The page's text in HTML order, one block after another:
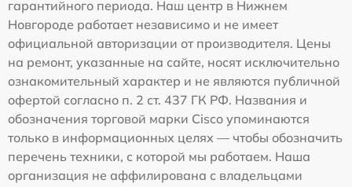
гарантийного периода. Наш центр в Нижнем
Новгороде работает независимо и не имеет
официальной авторизации от производителя. Цены
на ремонт, указанные на сайте, носят исключительно
ознакомительный характер и не являются публичной
офертой согласно п. 2 ст. 437 ГК РФ. Названия и
обозначения торговой марки Cisco упоминаются
только в информационных целях — чтобы обозначить
перечень техники, с которой мы работаем. Наша
организация не аффилирована с владельцами